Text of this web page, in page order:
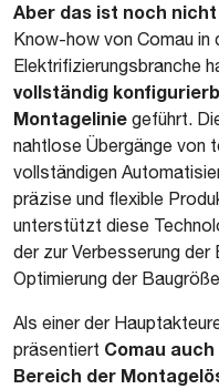
Aber das ist noch nicht
Know-how von Comau in
Elektrifizierungsbranche
vollständig
Montagelinie geführt.
nahtlose Übergänge von
vollständigen
präzise und flexible
unterstützt diese
der zur Verbesserung
Optimierung der
Als einer der
präsentiert Comau
Bereich der